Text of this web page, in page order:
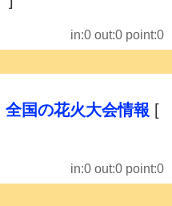
in:0 out:0 point:0
全国の花火大会情報 [
in:0 out:0 point:0